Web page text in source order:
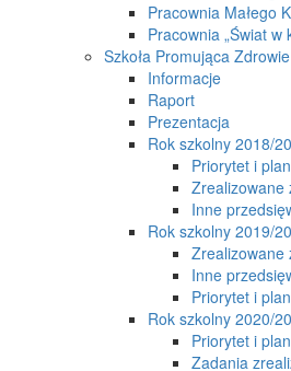
Pracownia Małego
Pracownia „Świat w
Szkoła Promująca Zdrowie
Informacje
Raport
Prezentacja
Rok szkolny 2018/
Priorytet i
Zrealizowane
Inne
Rok szkolny 2019/
Zrealizowane
Inne
Priorytet i
Rok szkolny 2020/
Priorytet i
Zadania